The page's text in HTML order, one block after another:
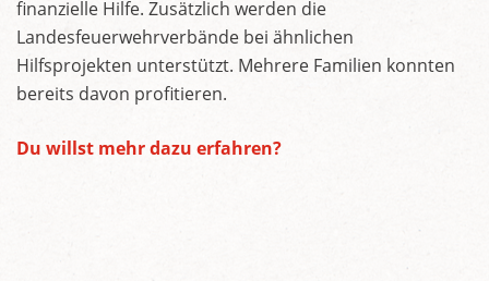
finanzielle Hilfe. Zusätzlich werden die
Landesfeuerwehrverbände bei ähnlichen
Hilfsprojekten unterstützt. Mehrere Familien konnten
bereits davon profitieren.
Du willst mehr dazu erfahren?